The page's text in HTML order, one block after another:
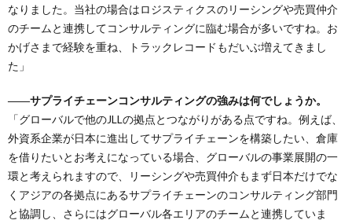
なりました。当社の場合はロジスティクスのリーシングや売買仲介
のチームと連携してコンサルティングに臨む場合が多いですね。お
かげさまで経験を重ね、トラックレコードもだいぶ増えてきまし
た」
――サプライチェーンコンサルティングの強みは何でしょうか。
「グローバルで他のJLLの拠点とつながりがある点ですね。例えば、
外資系企業が日本に進出してサプライチェーンを構築したい、倉庫
を借りたいとお考えになっている場合、グローバルの事業展開の一
環と考えられますので、リーシングや売買仲介もまず日本だけでな
くアジアの各拠点にあるサプライチェーンのコンサルティング部門
と協調し、さらにはグローバル各エリアのチームと連携していま